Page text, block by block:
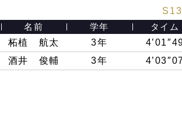
名前 学年
タイム
柘植 航太 3年
酒井 俊輔 3年